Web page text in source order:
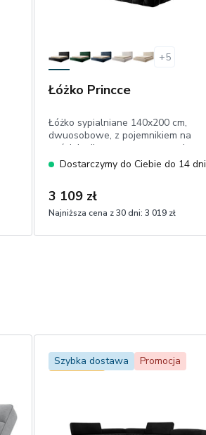
+5
Łóżko Princce
Łóżko sypialniane 140x200 cm,
dwuosobowe, z pojemnikiem na
pościel, pikowane, czarne, welur
Dostarczymy do Ciebie do 14 dni
3 109 zł
Najniższa cena z 30 dni: 3 019 zł
Szybka dostawa
Promocja